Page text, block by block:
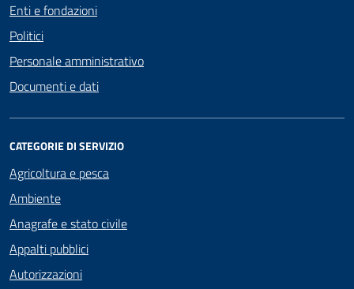
Enti e fondazioni
Politici
Personale amministrativo
Documenti e dati
CATEGORIE DI SERVIZIO
Agricoltura e pesca
Ambiente
Anagrafe e stato civile
Appalti pubblici
Autorizzazioni